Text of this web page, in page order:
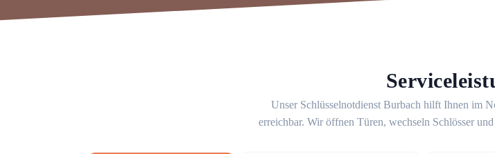
Unser Schlüsselnotdienst Burbach hilft Ihnen im
erreichbar. Wir öffnen Türen, wechseln Schlösser